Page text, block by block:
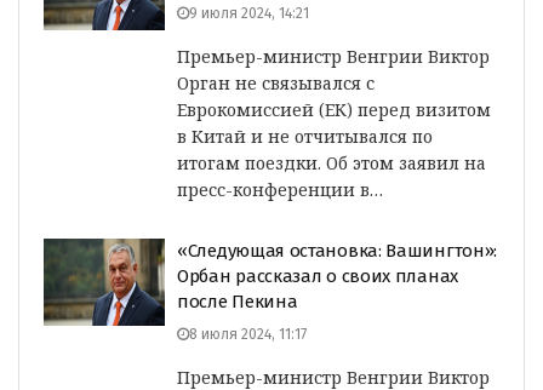
9 июля 2024, 14:21
Премьер-министр Венгрии Виктор
Орган не связывался с
Еврокомиссией (ЕК) перед визитом
в Китай и не отчитывался по
итогам поездки. Об этом заявил на
пресс-конференции в…
«Следующая остановка: Вашингтон»:
Орбан рассказал о своих планах
после Пекина
8 июля 2024, 11:17
Премьер-министр Венгрии Виктор